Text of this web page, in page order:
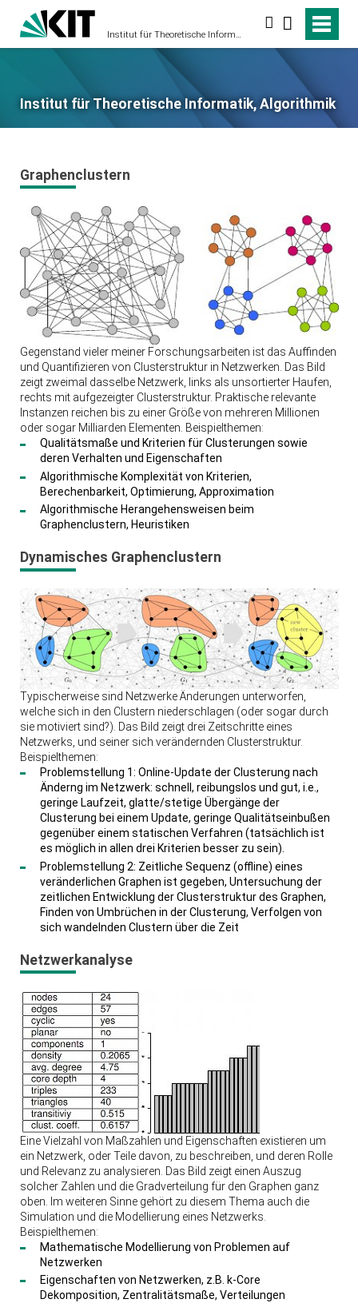
Institut für Theoretische Informatik, Algorithmik
Suche
Institut für Theoretische Informatik, Algorithmik
Graphenclustern
Gegenstand vieler meiner Forschungsarbeiten ist das Auffinden
und Quantifizieren von Clusterstruktur in Netzwerken. Das Bild
zeigt zweimal dasselbe Netzwerk, links als unsortierter Haufen,
rechts mit aufgezeigter Clusterstruktur. Praktische relevante
Instanzen reichen bis zu einer Größe von mehreren Millionen
oder sogar Milliarden Elementen. Beispielthemen:
Qualitätsmaße und Kriterien für Clusterungen sowie
deren Verhalten und Eigenschaften
Algorithmische Komplexität von Kriterien,
Berechenbarkeit, Optimierung, Approximation
Algorithmische Herangehensweisen beim
Graphenclustern, Heuristiken
Dynamisches Graphenclustern
Typischerweise sind Netzwerke Änderungen unterworfen,
welche sich in den Clustern niederschlagen (oder sogar durch
sie motiviert sind?). Das Bild zeigt drei Zeitschritte eines
Netzwerks, und seiner sich verändernden Clusterstruktur.
Beispielthemen:
Problemstellung 1: Online-Update der Clusterung nach
Änderng im Netzwerk: schnell, reibungslos und gut, i.e.,
geringe Laufzeit, glatte/stetige Übergänge der
Clusterung bei einem Update, geringe Qualitätseinbußen
gegenüber einem statischen Verfahren (tatsächlich ist
es möglich in allen drei Kriterien besser zu sein).
Problemstellung 2: Zeitliche Sequenz (offline) eines
veränderlichen Graphen ist gegeben, Untersuchung der
zeitlichen Entwicklung der Clusterstruktur des Graphen,
Finden von Umbrüchen in der Clusterung, Verfolgen von
sich wandelnden Clustern über die Zeit
Netzwerkanalyse
Eine Vielzahl von Maßzahlen und Eigenschaften existieren um
ein Netzwerk, oder Teile davon, zu beschreiben, und deren Rolle
und Relevanz zu analysieren. Das Bild zeigt einen Auszug
solcher Zahlen und die Gradverteilung für den Graphen ganz
oben. Im weiteren Sinne gehört zu diesem Thema auch die
Simulation und die Modellierung eines Netzwerks.
Beispielthemen:
Mathematische Modellierung von Problemen auf
Netzwerken
Eigenschaften von Netzwerken, z.B. k-Core
Dekomposition, Zentralitätsmaße, Verteilungen